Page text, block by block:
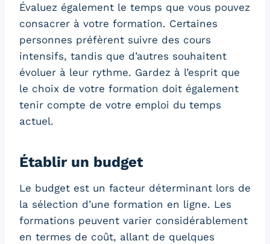
Évaluez également le temps que vous pouvez
consacrer à votre formation. Certaines
personnes préfèrent suivre des cours
intensifs, tandis que d’autres souhaitent
évoluer à leur rythme. Gardez à l’esprit que
le choix de votre formation doit également
tenir compte de votre emploi du temps
actuel.
Établir un budget
Le budget est un facteur déterminant lors de
la sélection d’une formation en ligne. Les
formations peuvent varier considérablement
en termes de coût, allant de quelques